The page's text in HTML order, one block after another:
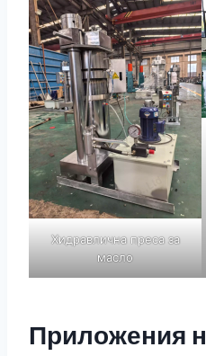
Хидравлична преса за
масло
Приложения